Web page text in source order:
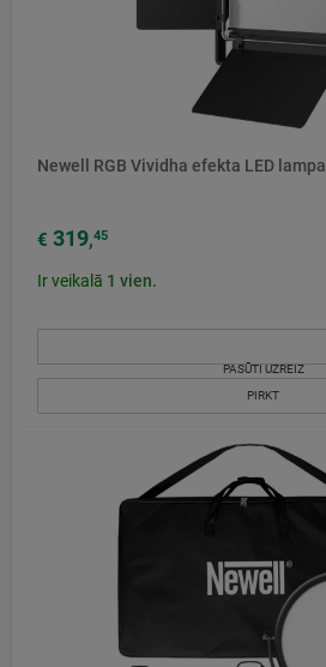
Newell RGB Vividha efekta LED lampa
€ 319,45
Ir veikalā 1 vien.
PASŪTI UZREIZ
PIRKT